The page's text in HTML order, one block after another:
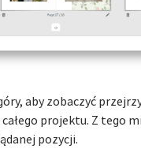
aby zobaczyć
projektu. Z tego
pozycji.